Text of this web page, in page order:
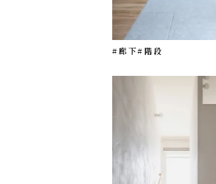
#廊下#階段